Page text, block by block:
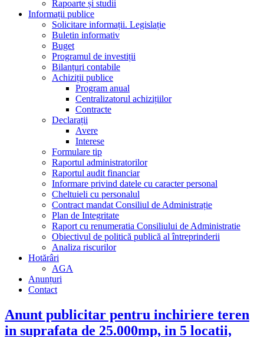
Rapoarte și studii
Informații publice
Solicitare informații. Legislație
Buletin informativ
Buget
Programul de investiții
Bilanțuri contabile
Achiziții publice
Program anual
Centralizatorul achizițiilor
Contracte
Declarații
Avere
Interese
Formulare tip
Raportul administratorilor
Raportul audit financiar
Informare privind datele cu caracter personal
Cheltuieli cu personalul
Contract mandat Consiliul de Administrație
Plan de Integritate
Raport cu renumeratia Consiliului de Administratie
Obiectivul de politică publică al întreprinderii
Analiza riscurilor
Hotărâri
AGA
Anunțuri
Contact
Anunt publicitar pentru inchiriere teren
in suprafata de 25.000mp, in 5 locatii,